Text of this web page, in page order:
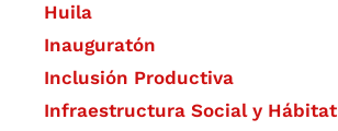
Huila
Inauguratón
Inclusión Productiva
Infraestructura Social y Hábitat